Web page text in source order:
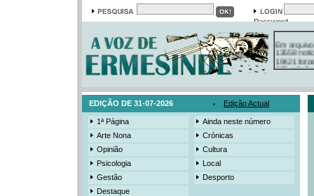
Password
Em arquivo
13558
19421
385
EDIÇÃO DE 31-07-2026 Edição Actual
1ª Página
Arte Nona
Opinião
Psicologia
Gestão
Destaque
Ainda neste número
Crónicas
Cultura
Local
Desporto